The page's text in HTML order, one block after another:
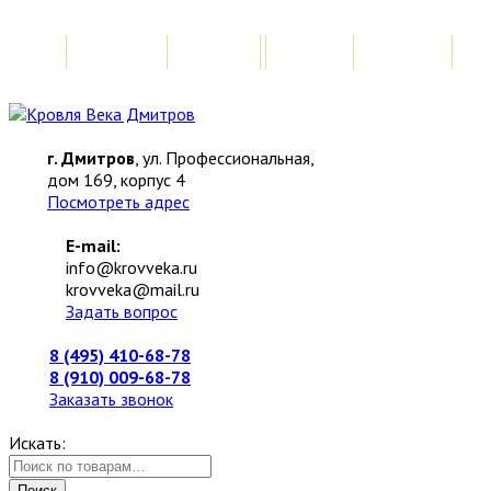
г. Дмитров, ул. Профессиональная,
дом 169, корпус 4
Посмотреть адрес
E-mail:
info@krovveka.ru
krovveka@mail.ru
Задать вопрос
8 (495) 410-68-78
8 (910) 009-68-78
Заказать звонок
Искать: